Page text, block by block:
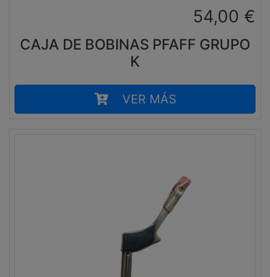
54,00 €
CAJA DE BOBINAS PFAFF GRUPO
K
VER MÁS